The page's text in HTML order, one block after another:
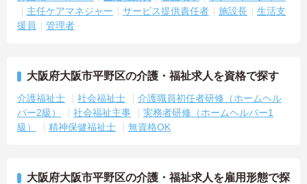
主任ケアマネジャー
サービス提供責任者 施設長
生活支
援員
管理者
大阪府大阪市平野区の介護・福祉求人を資格で探す
介護福祉士 社会福祉士
介護職員初任者研修（ホームヘル
パー2級）
社会福祉主事
実務者研修（ホームヘルパー1
級）
精神保健福祉士 無資格OK
大阪府大阪市平野区の介護・福祉求人を雇用形態で探